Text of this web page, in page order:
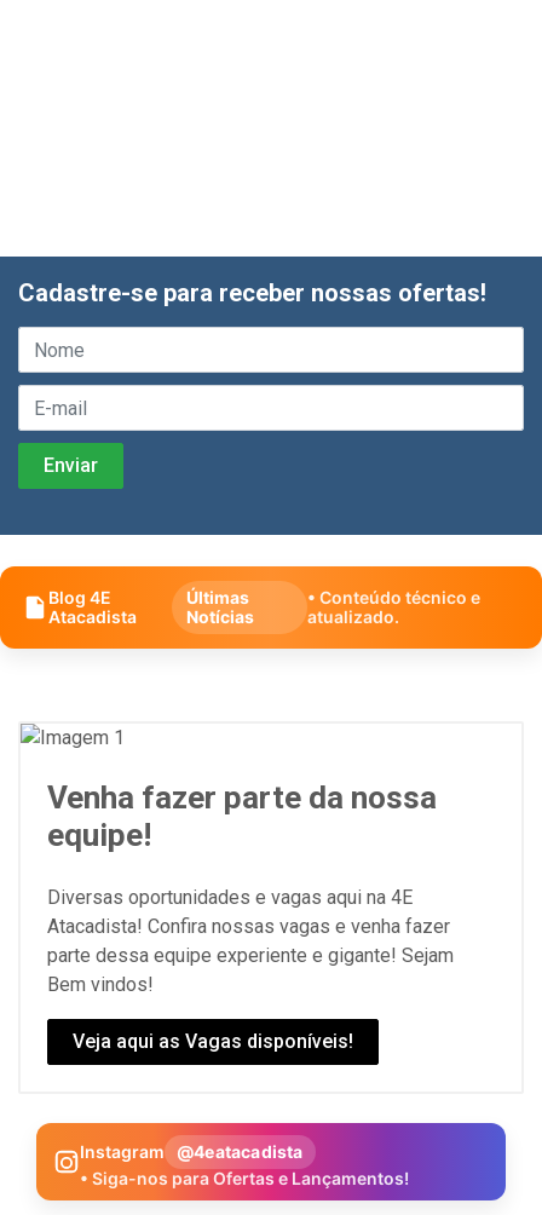
Cadastre-se para receber nossas ofertas!
Blog 4E
Atacadista
Últimas
Notícias
• Conteúdo técnico e
atualizado.
Venha fazer parte da nossa
equipe!
Diversas oportunidades e vagas aqui na 4E
Atacadista! Confira nossas vagas e venha fazer
parte dessa equipe experiente e gigante! Sejam
Bem vindos!
Veja aqui as Vagas disponíveis!
Instagram
@4eatacadista
• Siga-nos para Ofertas e Lançamentos!